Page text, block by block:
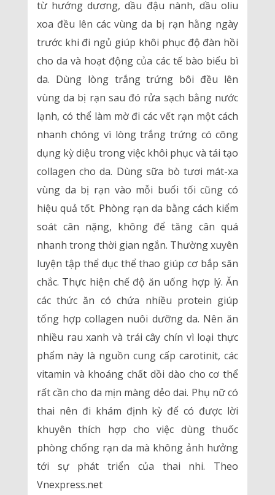
từ hướng dương, dầu đậu nành, dầu oliu
xoa đều lên các vùng da bị rạn hằng ngày
trước khi đi ngủ giúp khôi phục độ đàn hồi
cho da và hoạt động của các tế bào biểu bì
da. Dùng lòng trắng trứng bôi đều lên
vùng da bị rạn sau đó rửa sạch bằng nước
lạnh, có thể làm mờ đi các vết rạn một cách
nhanh chóng vì lòng trắng trứng có công
dụng kỳ diệu trong việc khôi phục và tái tạo
collagen cho da. Dùng sữa bò tươi mát-xa
vùng da bị rạn vào mỗi buổi tối cũng có
hiệu quả tốt. Phòng rạn da bằng cách kiểm
soát cân nặng, không để tăng cân quá
nhanh trong thời gian ngắn. Thường xuyên
luyện tập thể dục thể thao giúp cơ bắp săn
chắc. Thực hiện chế độ ăn uống hợp lý. Ăn
các thức ăn có chứa nhiều protein giúp
tổng hợp collagen nuôi dưỡng da. Nên ăn
nhiều rau xanh và trái cây chín vì loại thực
phẩm này là nguồn cung cấp carotinit, các
vitamin và khoáng chất dồi dào cho cơ thể
rất cần cho da mịn màng dẻo dai. Phụ nữ có
thai nên đi khám định kỳ để có được lời
khuyên thích hợp cho việc dùng thuốc
phòng chống rạn da mà không ảnh hưởng
tới sự phát triển của thai nhi. Theo
Vnexpress.net